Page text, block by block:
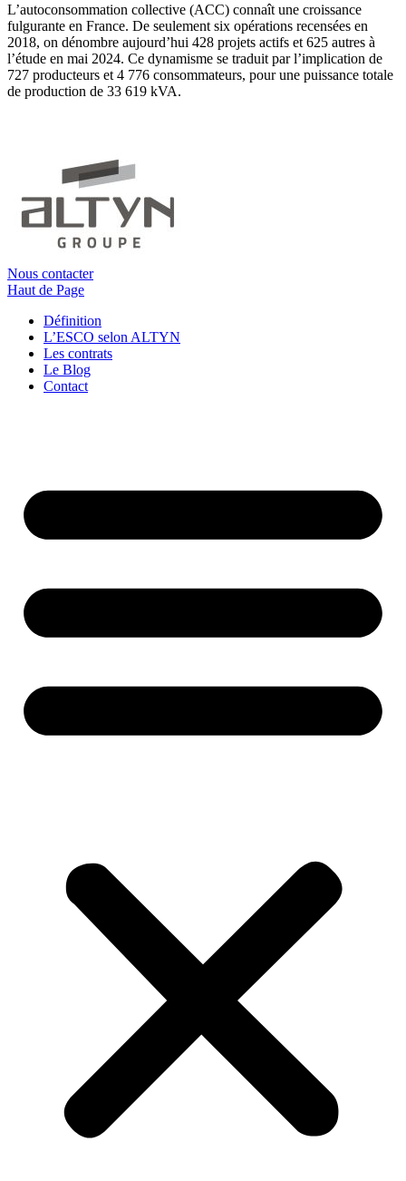
L’autoconsommation collective (ACC) connaît une croissance
fulgurante en France. De seulement six opérations recensées en
2018, on dénombre aujourd’hui 428 projets actifs et 625 autres à
l’étude en mai 2024. Ce dynamisme se traduit par l’implication de
727 producteurs et 4 776 consommateurs, pour une puissance totale
de production de 33 619 kVA.
Nous contacter
Haut de Page
Définition
L’ESCO selon ALTYN
Les contrats
Le Blog
Contact